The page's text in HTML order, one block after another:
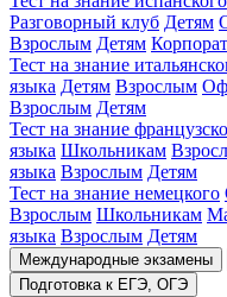
Разговорный клуб Детям
Взрослым Детям
Тест на знание
языка Детям Взрослым
Взрослым Детям
Тест на знание
языка Школьникам
языка Взрослым Детям
Тест на знание немецкого
Взрослым Школьникам
языка Взрослым Детям
Международные экзамены
Подготовка к ЕГЭ, ОГЭ